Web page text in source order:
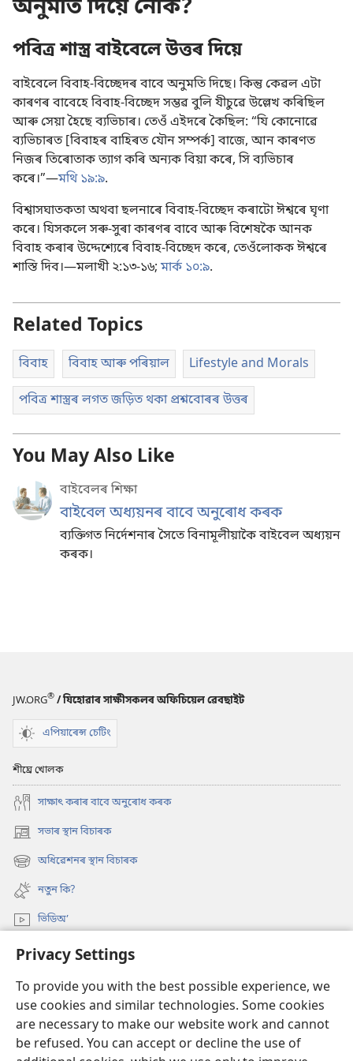
Privacy Settings
To provide you with the best possible experience, we
use cookies and similar technologies. Some cookies
are necessary to make our website work and cannot
be refused. You can accept or decline the use of
অনুমতি দিয়ে নেকি?
পবিত্ৰ শাস্ত্ৰ বাইবেলে উত্তৰ দিয়ে
বাইবেলে বিবাহ-বিচ্ছেদৰ বাবে অনুমতি দিছে। কিন্তু কেৱল এটা
কাৰণৰ বাবেহে বিবাহ-বিচ্ছেদ সম্ভৱ বুলি যীচুৱে উল্লেখ কৰিছিল
আৰু সেয়া হৈছে ব্যভিচাৰ। তেওঁ এইদৰে কৈছিল: “যি কোনোৱে
ব্যভিচাৰত [বিবাহৰ বাহিৰত যৌন সম্পৰ্ক] বাজে, আন কাৰণত
নিজৰ তিৰোতাক ত্যাগ কৰি অন্যক বিয়া কৰে, সি ব্যভিচাৰ
কৰে।”—মথি ১৯:৯.
বিশ্বাসঘাতকতা অথবা ছলনাৰে বিবাহ-বিচ্ছেদ কৰাটো ঈশ্বৰে ঘৃণা
কৰে। যিসকলে সৰু-সুৰা কাৰণৰ বাবে আৰু বিশেষকৈ আনক
বিবাহ কৰাৰ উদ্দেশ্যেৰে বিবাহ-বিচ্ছেদ কৰে, তেওঁলোকক ঈশ্বৰে
শাস্তি দিব।—মলাখী ২:১৩-১৬;মাৰ্ক ১০:৯.
Related Topics
বিবাহ বিবাহ আৰু পৰিয়াল Lifestyle and Morals
পবিত্ৰ শাস্ত্ৰৰ লগত জড়িত থকা প্ৰশ্নবোৰৰ উত্তৰ
You May Also Like
বাইবেলৰ শিক্ষা
বাইবেল অধ্যয়নৰ বাবে অনুৰোধ কৰক
ব্যক্তিগত নিৰ্দেশনাৰ সৈতে বিনামূলীয়াকৈ বাইবেল অধ্যয়ন
কৰক।
JW.ORG® / যিহোৱাৰ সাক্ষীসকলৰ অফিচিয়েল ৱেবছাইট
এপিয়াৰেন্স চেটিং
শীঘ্ৰে খোলক
সাক্ষাৎ কৰাৰ বাবে অনুৰোধ কৰক
সভাৰ স্থান বিচাৰক
(opens
new
window)
অধিৱেশনৰ স্থান বিচাৰক
(opens
new
window)
নতুন কি?
ভিডিঅ’
অনুসন্ধান
দান-বৰঙণি
(opens
new
window)
ৱাচটাৱাৰ অনলাইন লাইব্ৰেৰী
(opens
new